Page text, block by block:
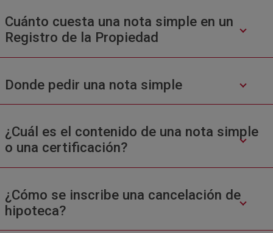
Cuánto cuesta una nota simple en un
Registro de la Propiedad
Donde pedir una nota simple
¿Cuál es el contenido de una nota simple
o una certificación?
¿Cómo se inscribe una cancelación de
hipoteca?